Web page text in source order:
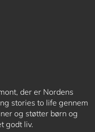
der er Nordens
stories to life gennem
og støtter børn og
godt liv.